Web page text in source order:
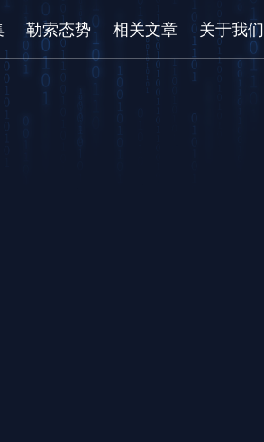
勒索态势 相关文章 关于我们